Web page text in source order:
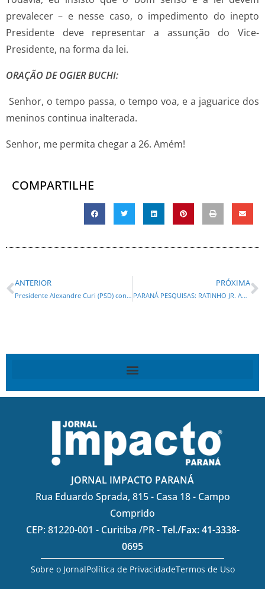
prevalecer – e nesse caso, o impedimento do inepto
Presidente deve representar a assunção do Vice-
Presidente, na forma da lei.
ORAÇÃO DE OGIER BUCHI:
Senhor, o tempo passa, o tempo voa, e a jaguarice dos
meninos continua inalterada.
Senhor, me permita chegar a 26. Amém!
COMPARTILHE
ANTERIOR
Presidente Alexandre Curi (PSD) confirma presença da Assembleia Legislativa na ExpoLondrina 2025
PRÓXIMA
PARANÁ PESQUISAS: RATINHO JR. APARECE NA LIDERANÇA DA NA REGIÃO SUL DO BRASIL PARA PRESIDENTE DA REPÚBLICA
JORNAL IMPACTO PARANÁ
Rua Eduardo Sprada, 815 - Casa 18 - Campo
Comprido
CEP: 81220-001 - Curitiba /PR -Tel./Fax: 41-3338-
0695
Sobre o JornalPolítica de PrivacidadeTermos de Uso